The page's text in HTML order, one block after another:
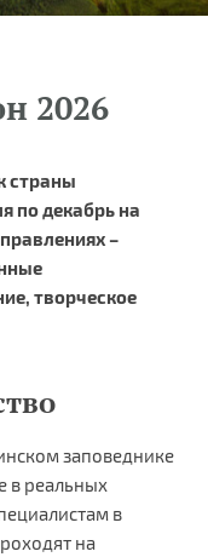
2026
страны
по декабрь на
–
творческое
заповеднике
в реальных
в
на